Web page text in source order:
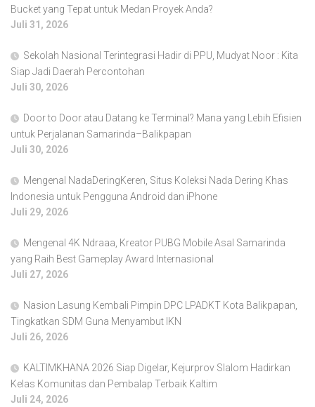
Bucket yang Tepat untuk Medan Proyek Anda?
Juli 31, 2026
Sekolah Nasional Terintegrasi Hadir di PPU, Mudyat Noor : Kita
Siap Jadi Daerah Percontohan
Juli 30, 2026
Door to Door atau Datang ke Terminal? Mana yang Lebih Efisien
untuk Perjalanan Samarinda–Balikpapan
Juli 30, 2026
Mengenal NadaDeringKeren, Situs Koleksi Nada Dering Khas
Indonesia untuk Pengguna Android dan iPhone
Juli 29, 2026
Mengenal 4K Ndraaa, Kreator PUBG Mobile Asal Samarinda
yang Raih Best Gameplay Award Internasional
Juli 27, 2026
Nasion Lasung Kembali Pimpin DPC LPADKT Kota Balikpapan,
Tingkatkan SDM Guna Menyambut IKN
Juli 26, 2026
KALTIMKHANA 2026 Siap Digelar, Kejurprov Slalom Hadirkan
Kelas Komunitas dan Pembalap Terbaik Kaltim
Juli 24, 2026